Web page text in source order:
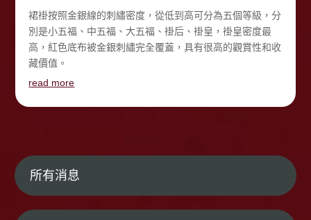
裙褂按照金銀線的刺繡密度，從低到高可分為五個等級，分
別是小五福、中五福、大五福、褂后、褂皇，褂皇密度最
高，紅色底布被金銀刺繡完全覆蓋，具有很高的觀賞性和收
藏價值。
read more
所有消息